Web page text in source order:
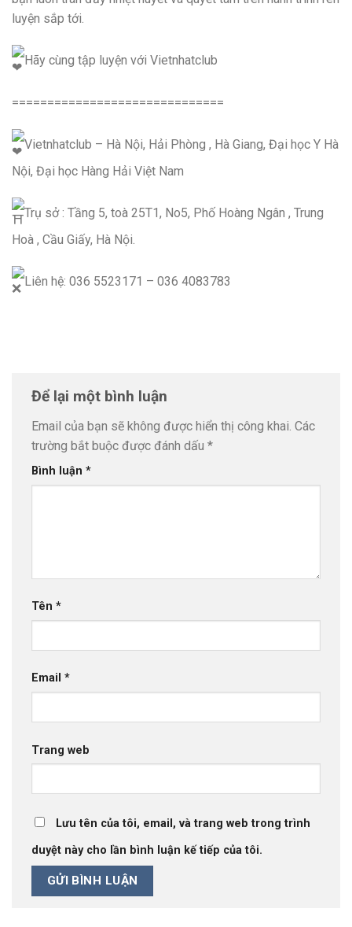
luyện sắp tới.
Hãy cùng tập luyện với Vietnhatclub
==============================
Vietnhatclub – Hà Nội, Hải Phòng , Hà Giang, Đại học Y Hà
Nội, Đại học Hàng Hải Việt Nam
Trụ sở : Tầng 5, toà 25T1, No5, Phố Hoàng Ngân , Trung
Hoà , Cầu Giấy, Hà Nội.
Liên hệ: 036 5523171 – 036 4083783
Để lại một bình luận
Email của bạn sẽ không được hiển thị công khai. Các
trường bắt buộc được đánh dấu *
Bình luận *
Tên *
Email *
Trang web
Lưu tên của tôi, email, và trang web trong trình
duyệt này cho lần bình luận kế tiếp của tôi.